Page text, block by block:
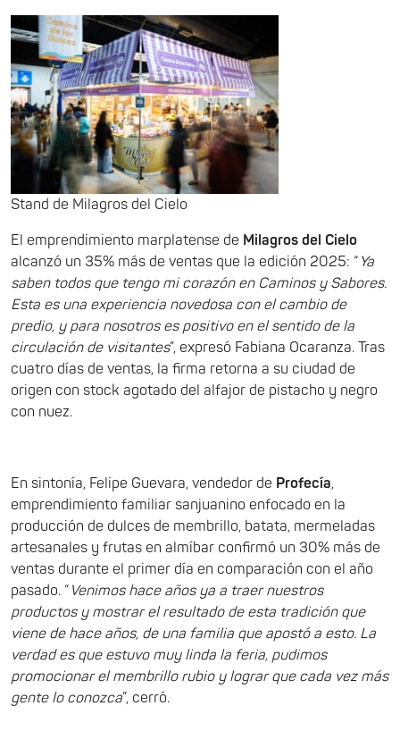
Stand de Milagros del Cielo
El emprendimiento marplatense de Milagros del Cielo
alcanzó un 35% más de ventas que la edición 2025: “ Ya
saben todos que tengo mi corazón en Caminos y Sabores.
Esta es una experiencia novedosa con el cambio de
predio, y para nosotros es positivo en el sentido de la
circulación de visitantes”, expresó Fabiana Ocaranza. Tras
cuatro días de ventas, la firma retorna a su ciudad de
origen con stock agotado del alfajor de pistacho y negro
con nuez.
En sintonía, Felipe Guevara, vendedor de Profecía,
emprendimiento familiar sanjuanino enfocado en la
producción de dulces de membrillo, batata, mermeladas
artesanales y frutas en almíbar confirmó un 30% más de
ventas durante el primer día en comparación con el año
pasado. “ Venimos hace años ya a traer nuestros
productos y mostrar el resultado de esta tradición que
viene de hace años, de una familia que apostó a esto. La
verdad es que estuvo muy linda la feria, pudimos
promocionar el membrillo rubio y lograr que cada vez más
gente lo conozca”, cerró.